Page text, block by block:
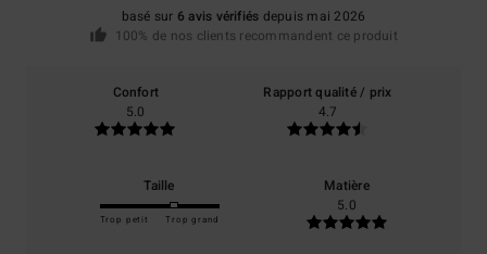
basé sur 6 avis vérifiés depuis mai 2026
100% de nos clients recommandent ce produit
Confort
5.0
Rapport qualité / prix
4.7
Taille
Trop petit Trop grand
Matière
5.0